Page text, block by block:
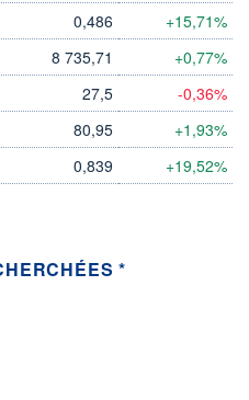
0,486 +15,71%
8 735,71 +0,77%
27,5 -0,36%
80,95 +1,93%
0,839 +19,52%
*